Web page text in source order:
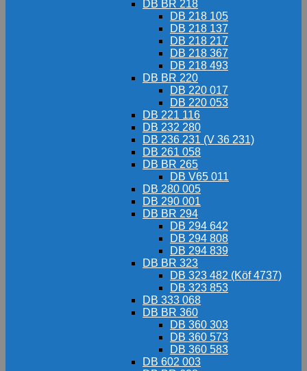
DB BR 218
DB 218 105
DB 218 137
DB 218 217
DB 218 367
DB 218 493
DB BR 220
DB 220 017
DB 220 053
DB 221 116
DB 232 280
DB 236 231 (V 36 231)
DB 261 058
DB BR 265
DB V65 011
DB 280 005
DB 290 001
DB BR 294
DB 294 642
DB 294 808
DB 294 839
DB BR 323
DB 323 482 (Köf 4737)
DB 323 853
DB 333 068
DB BR 360
DB 360 303
DB 360 573
DB 360 583
DB 602 003